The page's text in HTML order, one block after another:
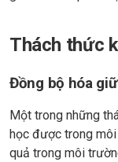
Thách thức
Đồng bộ hóa
Một trong những
học được trong
quả trong môi